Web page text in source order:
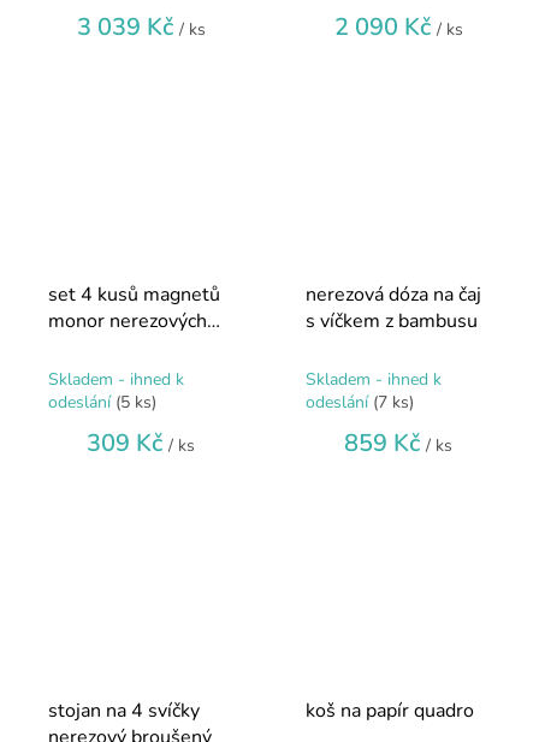
3 039 Kč / ks 2 090 Kč / ks
set 4 kusů magnetů
monor nerezových
Skladem - ihned k
odeslání (5 ks)
309 Kč / ks
nerezová dóza na čaj
s víčkem z bambusu
Skladem - ihned k
odeslání (7 ks)
859 Kč / ks
stojan na 4 svíčky
koš na papír quadro